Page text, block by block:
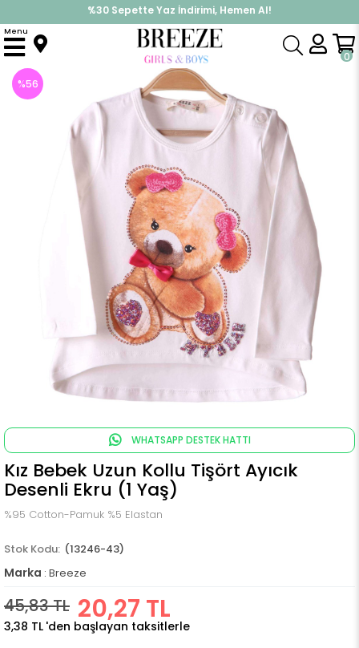
%30 Sepette Yaz İndirimi, Hemen Al!
İndirimlere ek %10 İndirimi Kap, Hemen Üye Ol!
0
Menu
Anasayfa Üst Giyim Uzun Kollu Tişört Kız Bebek Uzun Kollu Tişört Ayıcık Desenli Ekru (1 Yaş)
%56
WHATSAPP DESTEK HATTI
Kız Bebek Uzun Kollu Tişört Ayıcık
Desenli Ekru (1 Yaş)
%95 Cotton-Pamuk %5 Elastan
(13246-43)
Marka : Breeze
45,83 TL 20,27 TL
3,38 TL 'den başlayan taksitlerle